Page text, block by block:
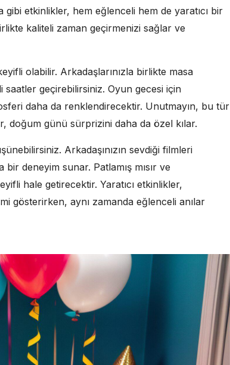
etkinlikler, hem eğlenceli hem de yaratıcı bir
kaliteli zaman geçirmenizi sağlar ve
olabilir. Arkadaşlarınızla birlikte masa
geçirebilirsiniz. Oyun gecesi için
daha da renklendirecektir. Unutmayın, bu tür
doğum günü sürprizini daha da özel kılar.
Arkadaşınızın sevdiği filmleri
deneyim sunar. Patlamış mısır ve
hale getirecektir. Yaratıcı etkinlikler,
gösterirken, aynı zamanda eğlenceli anılar